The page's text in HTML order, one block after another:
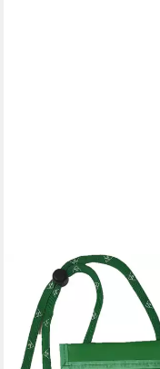
EVEREST 1953
Brustbeutel everest 1953
Brustbeutel Sichtfenster
Brustsafe Brusttasche
Outdoor, verstellbare